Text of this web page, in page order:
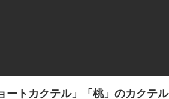
ートカクテル」「桃」のカクテ